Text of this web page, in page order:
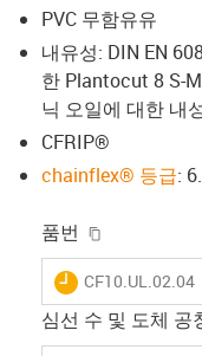
PVC 무함유유
내유성: DIN EN
한 Plantocut 8 S-
닉 오일에 대한 내
CFRIP®
chainflex® 등급:
품번
igus-icon-
CF10.UL.02.04
심선 수 및 도체 공